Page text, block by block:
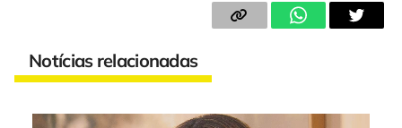
Notícias relacionadas